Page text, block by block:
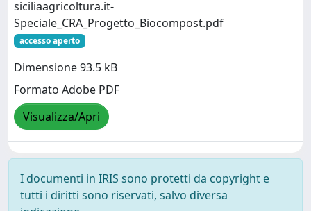
siciliaagricoltura.it-
Speciale_CRA_Progetto_Biocompost.pdf
accesso aperto
Dimensione 93.5 kB
Formato Adobe PDF
Visualizza/Apri
I documenti in IRIS sono protetti da copyright e
tutti i diritti sono riservati, salvo diversa